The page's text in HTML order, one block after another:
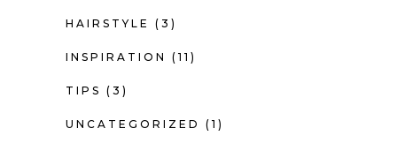
HAIRSTYLE (3)
INSPIRATION (11)
TIPS (3)
UNCATEGORIZED (1)